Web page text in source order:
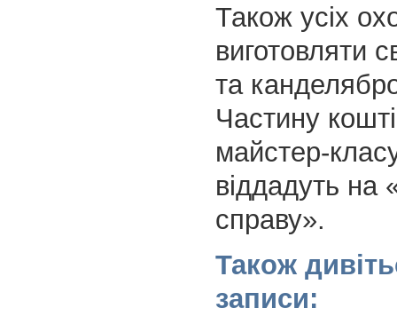
Також усіх
виготовляти
та
Частину
майстер-
віддадуть на
справу».
Також
записи: